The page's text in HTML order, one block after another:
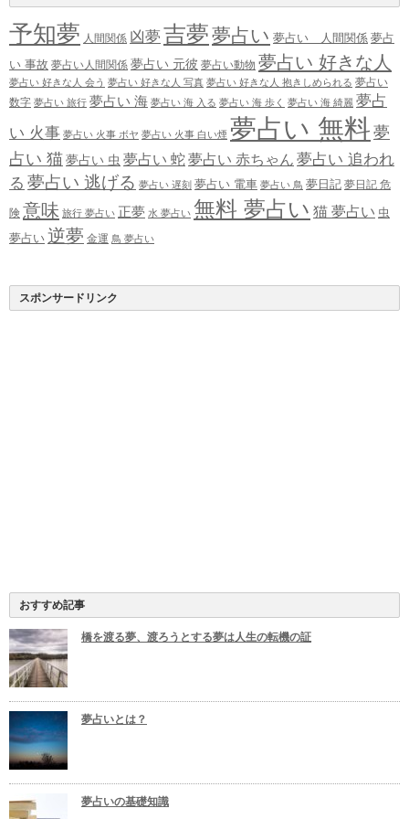
予知夢 人間関係 凶夢 吉夢夢占い 夢占い 人間関係 夢占
い 事故 夢占い人間関係 夢占い 元彼 夢占い動物 夢占い 好きな人
夢占い 好きな人 会う 夢占い 好きな人 写真 夢占い 好きな人 抱きしめられる 夢占い
数字 夢占い 旅行 夢占い 海 夢占い 海 入る 夢占い 海 歩く 夢占い 海 綺麗 夢占
い 火事 夢占い 火事 ボヤ 夢占い 火事 白い煙 夢占い 無料 夢
占い 猫夢占い 虫 夢占い 蛇夢占い 赤ちゃん 夢占い 追われ
る 夢占い 逃げる 夢占い 遅刻 夢占い 電車 夢占い 鳥 夢日記 夢日記 危
険 意味 旅行 夢占い 正夢 水 夢占い 無料 夢占い 猫 夢占い 虫
夢占い 逆夢 金運 鳥 夢占い
スポンサードリンク
おすすめ記事
橋を渡る夢、渡ろうとする夢は人生の転機の証
夢占いとは？
夢占いの基礎知識